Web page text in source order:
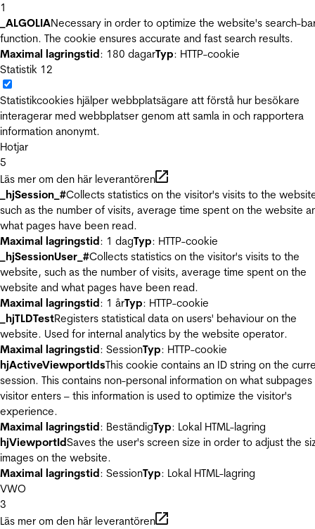
1
_ALGOLIANecessary in order to optimize the website's search-
function. The cookie ensures accurate and fast search results.
Maximal lagringstid: 180 dagarTyp: HTTP-cookie
Statistik 12
Statistikcookies hjälper webbplatsägare att förstå hur besökare
interagerar med webbplatser genom att samla in och rapportera
information anonymt.
Hotjar
5
Läs mer om den här leverantören
_hjSession_#Collects statistics on the visitor's visits to the
such as the number of visits, average time spent on the website
what pages have been read.
Maximal lagringstid: 1 dagTyp: HTTP-cookie
_hjSessionUser_#Collects statistics on the visitor's visits to the
website, such as the number of visits, average time spent on the
website and what pages have been read.
Maximal lagringstid: 1 årTyp: HTTP-cookie
_hjTLDTestRegisters statistical data on users' behaviour on the
website. Used for internal analytics by the website operator.
Maximal lagringstid: SessionTyp: HTTP-cookie
hjActiveViewportIdsThis cookie contains an ID string on the
session. This contains non-personal information on what
visitor enters – this information is used to optimize the visitor's
experience.
Maximal lagringstid: BeständigTyp: Lokal HTML-lagring
hjViewportIdSaves the user's screen size in order to adjust the
images on the website.
Maximal lagringstid: SessionTyp: Lokal HTML-lagring
VWO
3
Läs mer om den här leverantören